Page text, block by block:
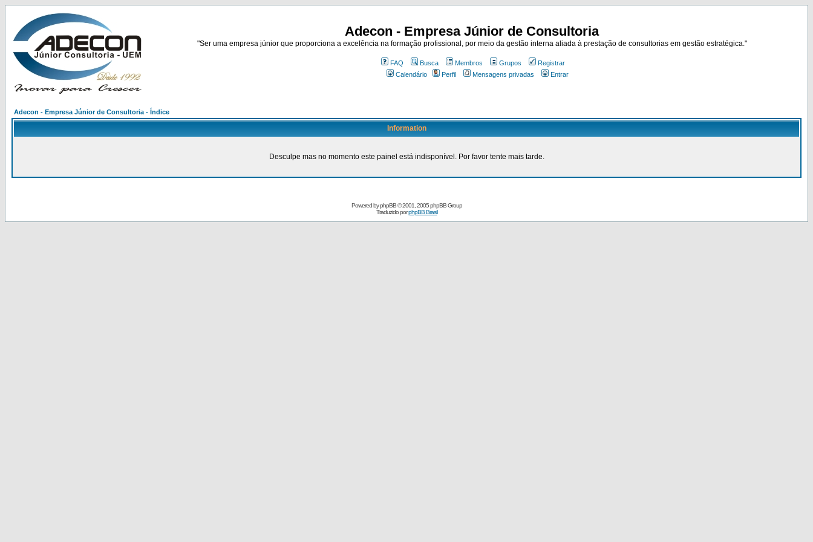
Adecon - Empresa Júnior de Consultoria
"Ser uma empresa júnior que proporciona a excelência na formação profissional, por meio da gestão interna aliada à prestação de consultorias em gestão estratégica."
FAQ Busca Membros Grupos
Registrar
Calendário
Perfil Mensagens privadas Entrar
Adecon - Empresa Júnior de Consultoria - Índice
Information
Desculpe mas no momento este painel está indisponível. Por favor tente mais tarde.
Powered byphpBB© 2001, 2005 phpBB Group
Traduzido porphpBB Brasil